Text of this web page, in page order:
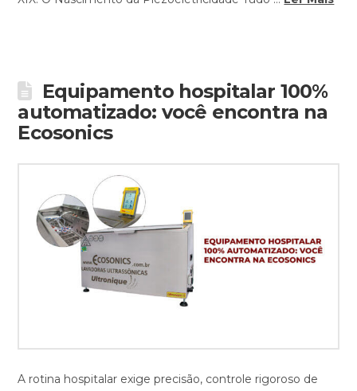
Equipamento hospitalar 100%
automatizado: você encontra na
Ecosonics
A rotina hospitalar exige precisão, controle rigoroso de